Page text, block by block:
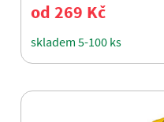
od 269 Kč
skladem 5-100 ks